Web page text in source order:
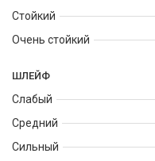
Стойкий
Очень стойкий
ШЛЕЙФ
Слабый
Средний
Сильный